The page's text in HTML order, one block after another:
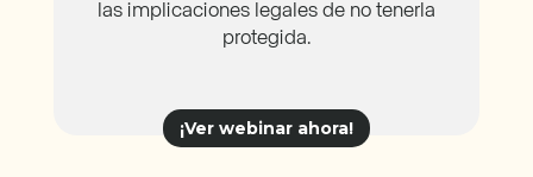
las implicaciones legales de no tenerla
protegida.
¡Ver webinar ahora!